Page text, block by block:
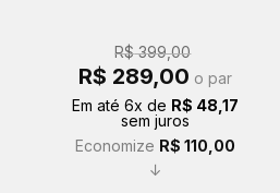
R$399,00
O
preço
era:
R$ 399,00.
R$ 289,00 preço
é:
o par
Em até 6x de R$ 48,17
sem juros
Economize R$ 110,00
↓